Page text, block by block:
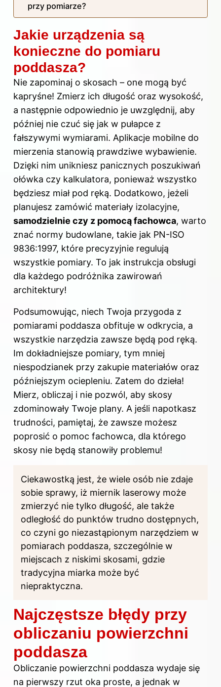
przy pomiarze?
Jakie urządzenia są
konieczne do pomiaru
poddasza?
Nie zapominaj o skosach – one mogą być
kapryśne! Zmierz ich długość oraz wysokość,
a następnie odpowiednio je uwzględnij, aby
później nie czuć się jak w pułapce z
fałszywymi wymiarami. Aplikacje mobilne do
mierzenia stanowią prawdziwe wybawienie.
Dzięki nim unikniesz panicznych poszukiwań
ołówka czy kalkulatora, ponieważ wszystko
będziesz miał pod ręką. Dodatkowo, jeżeli
planujesz zamówić materiały izolacyjne,
samodzielnie czy z pomocą fachowca, warto
znać normy budowlane, takie jak PN-ISO
9836:1997, które precyzyjnie regulują
wszystkie pomiary. To jak instrukcja obsługi
dla każdego podróżnika zawirowań
architektury!
Podsumowując, niech Twoja przygoda z
pomiarami poddasza obfituje w odkrycia, a
wszystkie narzędzia zawsze będą pod ręką.
Im dokładniejsze pomiary, tym mniej
niespodzianek przy zakupie materiałów oraz
późniejszym ociepleniu. Zatem do dzieła!
Mierz, obliczaj i nie pozwól, aby skosy
zdominowały Twoje plany. A jeśli napotkasz
trudności, pamiętaj, że zawsze możesz
poprosić o pomoc fachowca, dla którego
skosy nie będą stanowiły problemu!
Ciekawostką jest, że wiele osób nie zdaje
sobie sprawy, iż miernik laserowy może
zmierzyć nie tylko długość, ale także
odległość do punktów trudno dostępnych,
co czyni go niezastąpionym narzędziem w
pomiarach poddasza, szczególnie w
miejscach z niskimi skosami, gdzie
tradycyjna miarka może być
niepraktyczna.
Najczęstsze błędy przy
obliczaniu powierzchni
poddasza
Obliczanie powierzchni poddasza wydaje się
na pierwszy rzut oka proste, a jednak w